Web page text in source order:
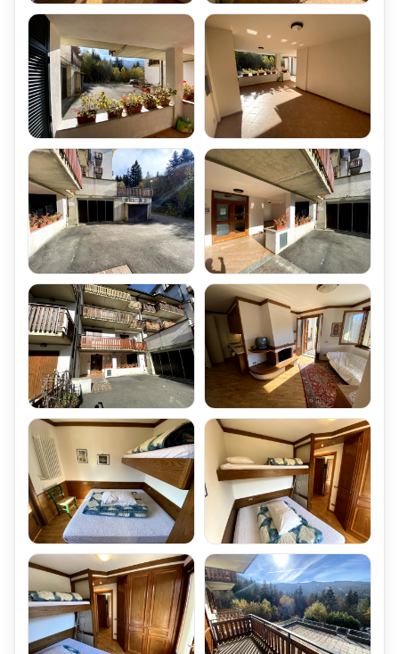
Manutenzione Ascensore
Parcheggio e Locali Accessori dell'Appartamento Trilocale
L'Appartamento Trilocale Abetone Le-Motte Mq 80 Piano Primo,
è corredato di:
Garage singolo (Box Auto)
Posto Auto Coperto assegnato,
all'interno di un più ampio Garage Condominiale
Ampio Locale Cantina ad uso ripostiglio